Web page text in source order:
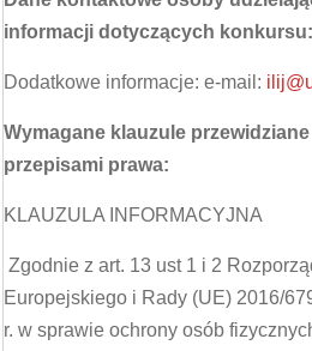
informacji dotyczących konkursu:
Dodatkowe informacje: e-mail:
Wymagane klauzule
przepisami prawa:
KLAUZULA INFORMACYJNA
Zgodnie z art. 13 ust 1 i 2
Europejskiego i Rady (UE) 2016/
r. w sprawie ochrony osób